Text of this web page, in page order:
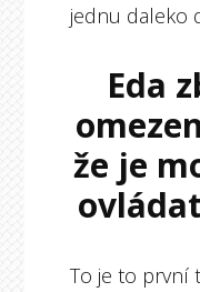
jednu daleko
Eda
že je
To je to první